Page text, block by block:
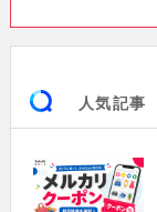
人気記事